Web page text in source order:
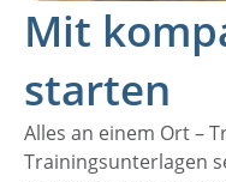
Mit
starten
Alles an einem Ort –
Trainingsunterlagen